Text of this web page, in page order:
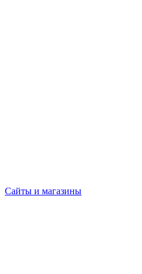
Сайты и магазины